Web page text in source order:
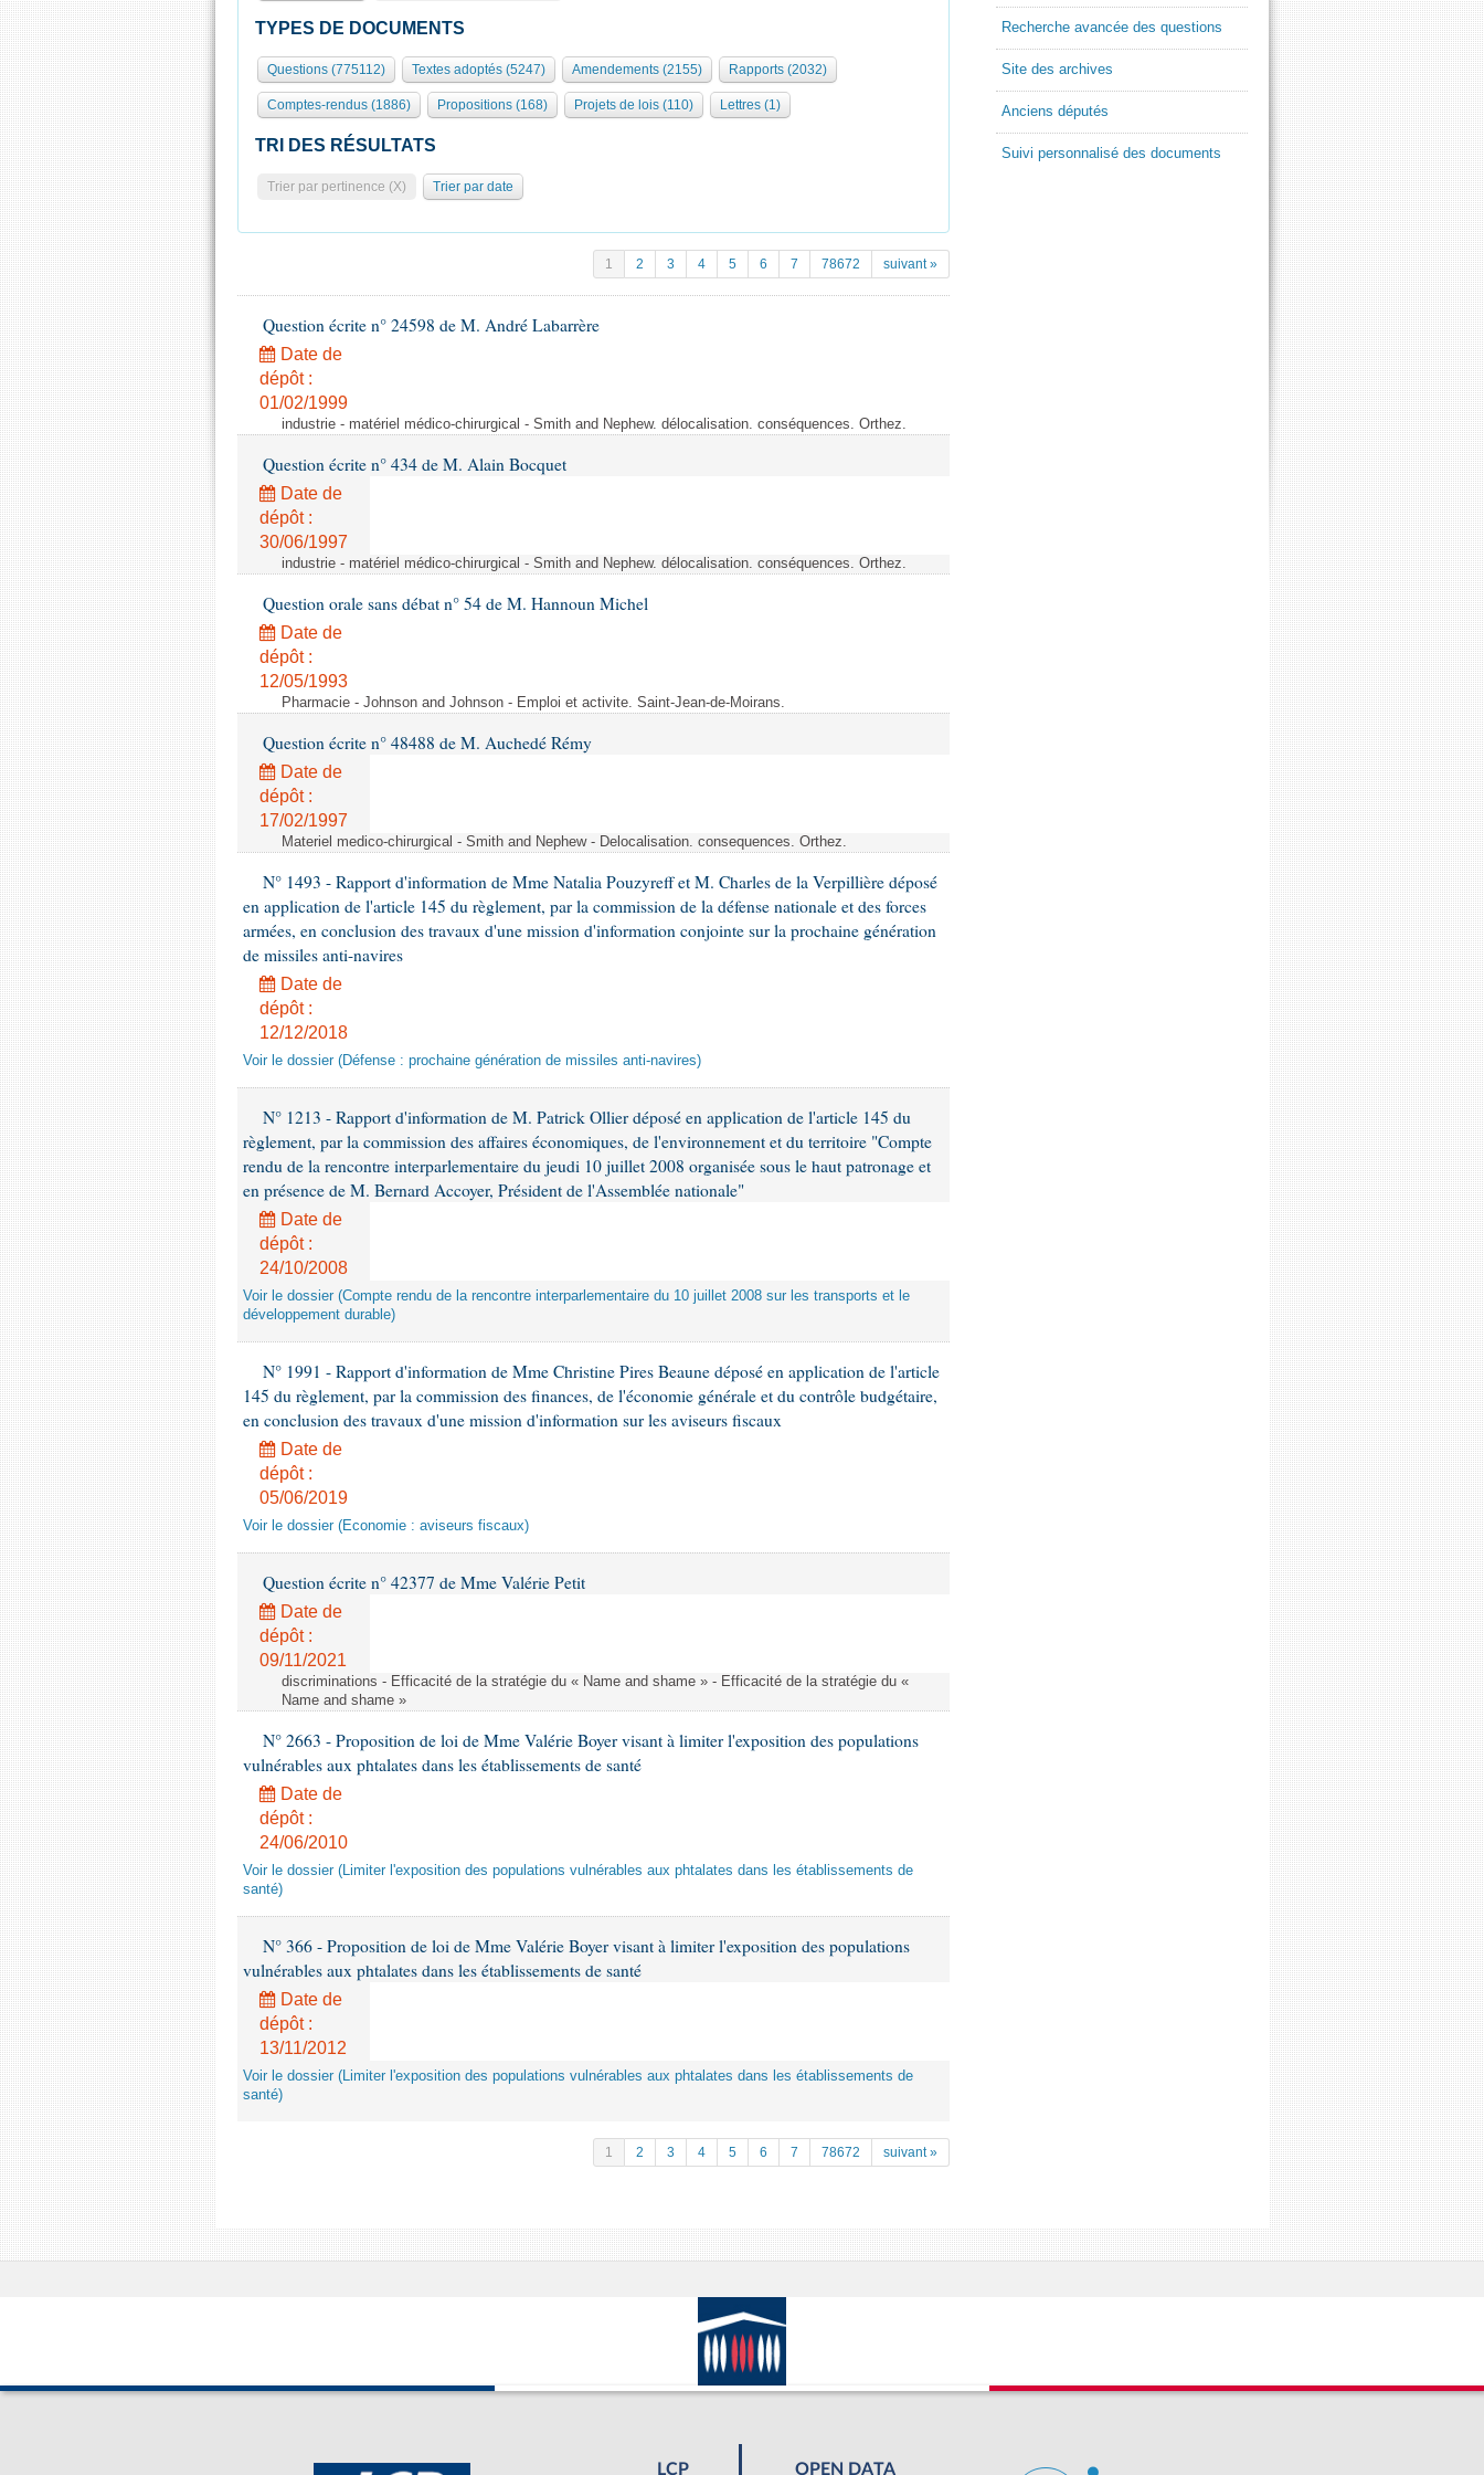
TYPES DE DOCUMENTS
Questions (775112) Textes adoptés (5247) Amendements (2155) Rapports (2032)
Comptes-rendus (1886) Propositions (168) Projets de lois (110) Lettres (1)
TRI DES RÉSULTATS
Trier par pertinence (X) Trier par date
1 2 3 4 5 6 7 78672 suivant »
Question écrite n° 24598 de M. André Labarrère
Date de
dépôt :
01/02/1999
industrie - matériel médico-chirurgical - Smith and Nephew. délocalisation. conséquences. Orthez.
Question écrite n° 434 de M. Alain Bocquet
Date de
dépôt :
30/06/1997
industrie - matériel médico-chirurgical - Smith and Nephew. délocalisation. conséquences. Orthez.
Question orale sans débat n° 54 de M. Hannoun Michel
Date de
dépôt :
12/05/1993
Pharmacie - Johnson and Johnson - Emploi et activite. Saint-Jean-de-Moirans.
Question écrite n° 48488 de M. Auchedé Rémy
Date de
dépôt :
17/02/1997
Materiel medico-chirurgical - Smith and Nephew - Delocalisation. consequences. Orthez.
N° 1493 - Rapport d'information de Mme Natalia Pouzyreff et M. Charles de la Verpillière déposé
en application de l'article 145 du règlement, par la commission de la défense nationale et des forces
armées, en conclusion des travaux d'une mission d'information conjointe sur la prochaine génération
de missiles anti-navires
Date de
dépôt :
12/12/2018
Voir le dossier (Défense : prochaine génération de missiles anti-navires)
N° 1213 - Rapport d'information de M. Patrick Ollier déposé en application de l'article 145 du
règlement, par la commission des affaires économiques, de l'environnement et du territoire "Compte
rendu de la rencontre interparlementaire du jeudi 10 juillet 2008 organisée sous le haut patronage et
en présence de M. Bernard Accoyer, Président de l'Assemblée nationale"
Date de
dépôt :
24/10/2008
Voir le dossier (Compte rendu de la rencontre interparlementaire du 10 juillet 2008 sur les transports et le
développement durable)
N° 1991 - Rapport d'information de Mme Christine Pires Beaune déposé en application de l'article
145 du règlement, par la commission des finances, de l'économie générale et du contrôle budgétaire,
en conclusion des travaux d'une mission d'information sur les aviseurs fiscaux
Date de
dépôt :
05/06/2019
Voir le dossier (Economie : aviseurs fiscaux)
Question écrite n° 42377 de Mme Valérie Petit
Date de
dépôt :
09/11/2021
discriminations - Efficacité de la stratégie du « Name and shame » - Efficacité de la stratégie du «
Name and shame »
N° 2663 - Proposition de loi de Mme Valérie Boyer visant à limiter l'exposition des populations
vulnérables aux phtalates dans les établissements de santé
Date de
dépôt :
24/06/2010
Voir le dossier (Limiter l'exposition des populations vulnérables aux phtalates dans les établissements de
santé)
N° 366 - Proposition de loi de Mme Valérie Boyer visant à limiter l'exposition des populations
vulnérables aux phtalates dans les établissements de santé
Date de
dépôt :
13/11/2012
Voir le dossier (Limiter l'exposition des populations vulnérables aux phtalates dans les établissements de
santé)
1 2 3 4 5 6 7 78672 suivant »
Recherche avancée des questions
Site des archives
Anciens députés
Suivi personnalisé des documents
LCP OPEN DATA